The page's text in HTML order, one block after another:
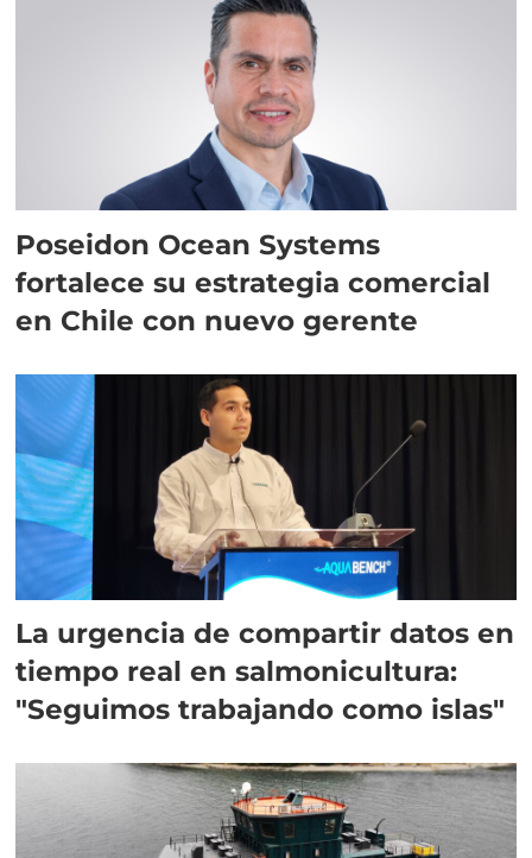
Poseidon Ocean Systems
fortalece su estrategia comercial
en Chile con nuevo gerente
La urgencia de compartir datos en
tiempo real en salmonicultura:
"Seguimos trabajando como islas"